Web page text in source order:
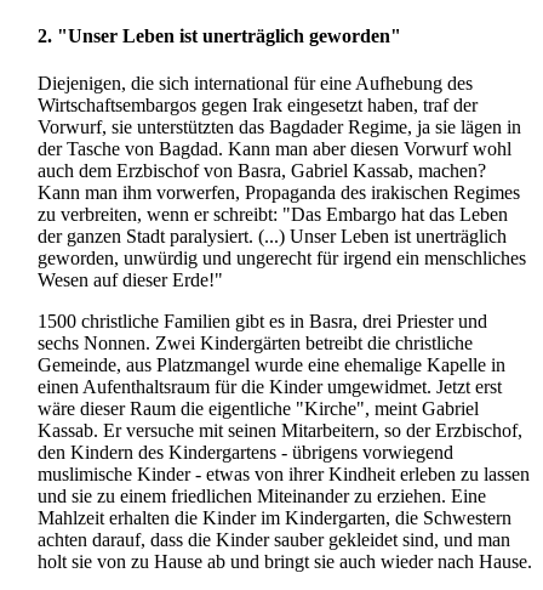
2. "Unser Leben ist unerträglich geworden"
Diejenigen, die sich international für eine Aufhebung des
Wirtschaftsembargos gegen Irak eingesetzt haben, traf der
Vorwurf, sie unterstützten das Bagdader Regime, ja sie lägen in
der Tasche von Bagdad. Kann man aber diesen Vorwurf wohl
auch dem Erzbischof von Basra, Gabriel Kassab, machen?
Kann man ihm vorwerfen, Propaganda des irakischen Regimes
zu verbreiten, wenn er schreibt: "Das Embargo hat das Leben
der ganzen Stadt paralysiert. (...) Unser Leben ist unerträglich
geworden, unwürdig und ungerecht für irgend ein menschliches
Wesen auf dieser Erde!"
1500 christliche Familien gibt es in Basra, drei Priester und
sechs Nonnen. Zwei Kindergärten betreibt die christliche
Gemeinde, aus Platzmangel wurde eine ehemalige Kapelle in
einen Aufenthaltsraum für die Kinder umgewidmet. Jetzt erst
wäre dieser Raum die eigentliche "Kirche", meint Gabriel
Kassab. Er versuche mit seinen Mitarbeitern, so der Erzbischof,
den Kindern des Kindergartens - übrigens vorwiegend
muslimische Kinder - etwas von ihrer Kindheit erleben zu lassen
und sie zu einem friedlichen Miteinander zu erziehen. Eine
Mahlzeit erhalten die Kinder im Kindergarten, die Schwestern
achten darauf, dass die Kinder sauber gekleidet sind, und man
holt sie von zu Hause ab und bringt sie auch wieder nach Hause.